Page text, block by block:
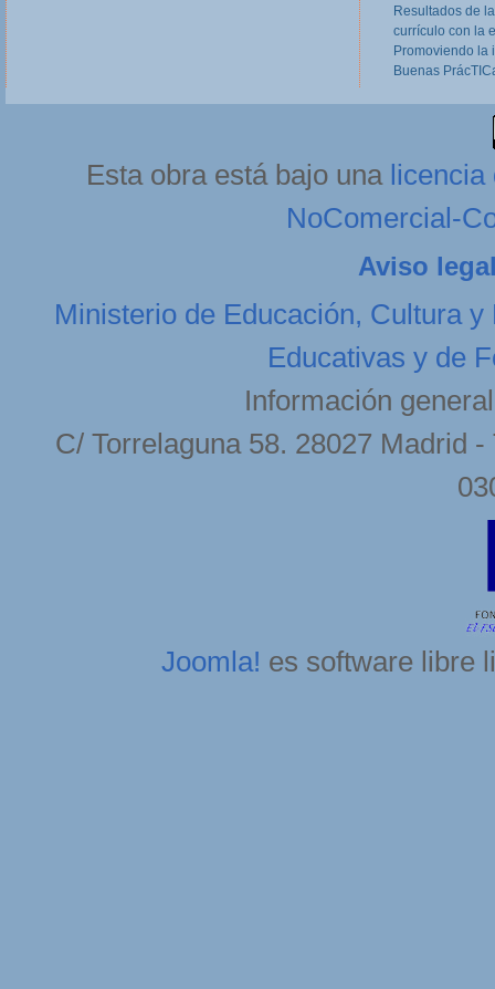
Resultados de
currículo con la
Promoviendo la
Buenas
Esta obra está bajo una licencia
NoComercial-
Aviso
Ministerio de Educación, Cultura y
Educativas y de
Información
C/ Torrelaguna 58. 28027 Madrid
Joomla! es software libre